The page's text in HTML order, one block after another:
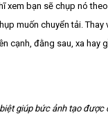
xem bạn sẽ chụp nó
muốn chuyển tải.
cạnh, đằng sau, xa hay
giúp bức ảnh tạo được